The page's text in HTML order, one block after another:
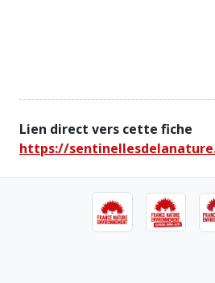
Lien direct vers cette fiche
https://